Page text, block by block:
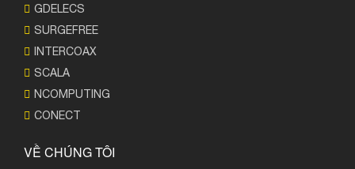
GDELECS
SURGEFREE
INTERCOAX
SCALA
NCOMPUTING
CONECT
VỀ CHÚNG TÔI